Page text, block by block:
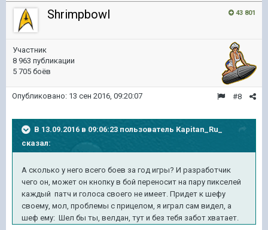
43 801
Shrimpbowl
Участник
8 963 публикации
5 705 боёв
#8
Опубликовано: 13 сен 2016, 09:20:07
В 13.09.2016 в 09:06:23 пользователь Kapitan_Ru_
сказал:
А сколько у него всего боев за год игры? И разработчик
чего он, может он кнопку в бой переносит на пару пикселей
каждый патч и голоса своего не имеет. Придет к шефу
своему, мол, проблемы с прицелом, я играл сам видел, а
шеф ему: Шел бы ты, велдан, тут и без тебя забот хватает.